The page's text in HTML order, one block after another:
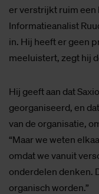
er verstrijkt ruim een
Informatieanalist
in. Hij heeft er geen
meeluistert, zegt hij
Hij geeft aan dat
georganiseerd, en
van de organisatie,
“Maar we weten
omdat we vanuit
onderdelen denken.
organisch worden.”